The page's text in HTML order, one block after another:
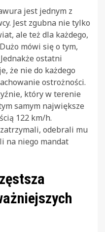
jest jednym z
Jest zgubna nie tylko
ale też dla każdego,
mówi się o tym,
ostatni
że nie do każdego
ostrożności.
który w terenie
samym największe
122 km/h.
odebrali mu
na niego mandat